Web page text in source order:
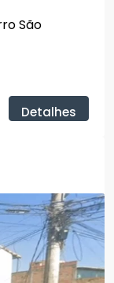
São
Detalhes